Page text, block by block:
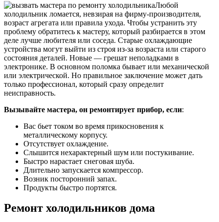
Любой
холодильник ломается, невзирая на фирму-производителя,
возраст агрегата или правила ухода. Чтобы устранить эту
проблему обратитесь к мастеру, который разбирается в этом
деле лучше любителя или соседа. Старые охлаждающие
устройства могут выйти из строя из-за возраста или старого
состояния деталей. Новые — грешат неполадками в
электронике. В основном поломка бывает или механической
или электрической. Но правильное заключение может дать
только профессионал, который сразу определит
неисправность.
Вызывайте мастера, он ремонтирует прибор, если:
Вас бьет током во время прикосновения к
металлическому корпусу.
Отсутствует охлаждение.
Слышится нехарактерный шум или постукивание.
Быстро нарастает снеговая шуба.
Длительно запускается компрессор.
Возник посторонний запах.
Продукты быстро портятся.
Ремонт холодильников дома